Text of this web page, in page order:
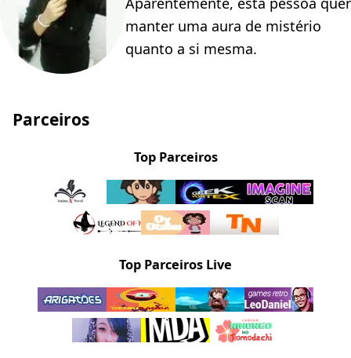
manter uma aura de mistério
quanto a si mesma.
Parceiros
Top Parceiros
Top Parceiros Live